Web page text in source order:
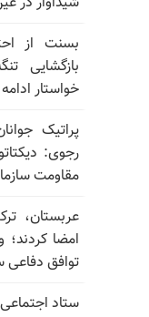
بسنت از
بازگشایی
خواستار
پراتیک
رجوی:
مقاومت
عربستان،
امضا
توافق دفاعی
ستاد